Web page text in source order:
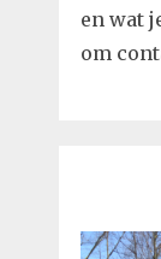
en wat
om